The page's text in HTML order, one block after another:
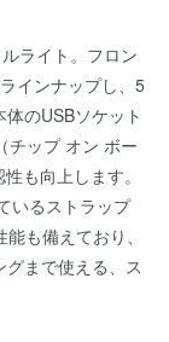
ライト。フロン
インナップし、5
のUSBソケット
チップ オン ボー
も向上します。
いるストラップ
も備えており、
まで使える、ス